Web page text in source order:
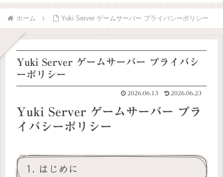
ホーム Yuki Server ゲームサーバー プライバシーポリシー
Yuki Server ゲームサーバー プライバシ
ーポリシー
2026.06.13 2026.06.23
Yuki Server ゲームサーバー プラ
イバシーポリシー
1. はじめに